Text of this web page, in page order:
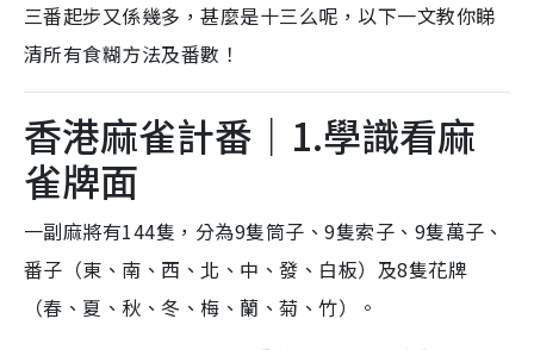
三番起步又係幾多，甚麼是十三么呢，以下一文教你睇
清所有食糊方法及番數！
香港麻雀計番｜1.學識看麻
雀牌面
一副麻將有144隻，分為9隻筒子、9隻索子、9隻萬子、
番子（東、南、西、北、中、發、白板）及8隻花牌
（春、夏、秋、冬、梅、蘭、菊、竹）。